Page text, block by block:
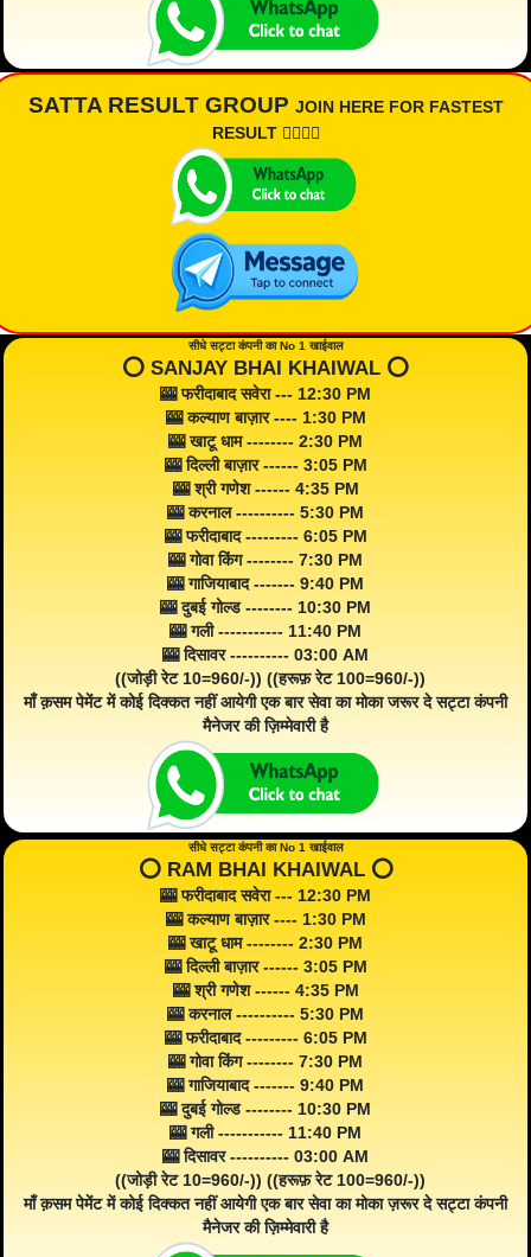
SATTA RESULT GROUP JOIN HERE FOR FASTEST
RESULT 👇🏾👇🏾
सीधे सट्टा कंपनी का No 1 खाईवाल
⭕️ SANJAY BHAI KHAIWAL ⭕️
🎰 फरीदाबाद सवेरा --- 12:30 PM
🎰 कल्याण बाज़ार ---- 1:30 PM
🎰 खाटू धाम -------- 2:30 PM
🎰 दिल्ली बाज़ार ------ 3:05 PM
🎰 श्री गणेश ------ 4:35 PM
🎰 करनाल ---------- 5:30 PM
🎰 फरीदाबाद --------- 6:05 PM
🎰 गोवा किंग -------- 7:30 PM
🎰 गाजियाबाद ------- 9:40 PM
🎰 दुबई गोल्ड -------- 10:30 PM
🎰 गली ----------- 11:40 PM
🎰 दिसावर ---------- 03:00 AM
((जोड़ी रेट 10=960/-)) ((हरूफ़ रेट 100=960/-))
माँ क़सम पेमेंट में कोई दिक्कत नहीं आयेगी एक बार सेवा का मोका जरूर दे सट्टा कंपनी
मैनेजर की ज़िम्मेवारी है
सीधे सट्टा कंपनी का No 1 खाईवाल
⭕️ RAM BHAI KHAIWAL ⭕️
🎰 फरीदाबाद सवेरा --- 12:30 PM
🎰 कल्याण बाज़ार ---- 1:30 PM
🎰 खाटू धाम -------- 2:30 PM
🎰 दिल्ली बाज़ार ------ 3:05 PM
🎰 श्री गणेश ------ 4:35 PM
🎰 करनाल ---------- 5:30 PM
🎰 फरीदाबाद --------- 6:05 PM
🎰 गोवा किंग -------- 7:30 PM
🎰 गाजियाबाद ------- 9:40 PM
🎰 दुबई गोल्ड -------- 10:30 PM
🎰 गली ----------- 11:40 PM
🎰 दिसावर ---------- 03:00 AM
((जोड़ी रेट 10=960/-)) ((हरूफ़ रेट 100=960/-))
माँ क़सम पेमेंट में कोई दिक्कत नहीं आयेगी एक बार सेवा का मोका ज़रूर दे सट्टा कंपनी
मैनेजर की ज़िम्मेवारी है